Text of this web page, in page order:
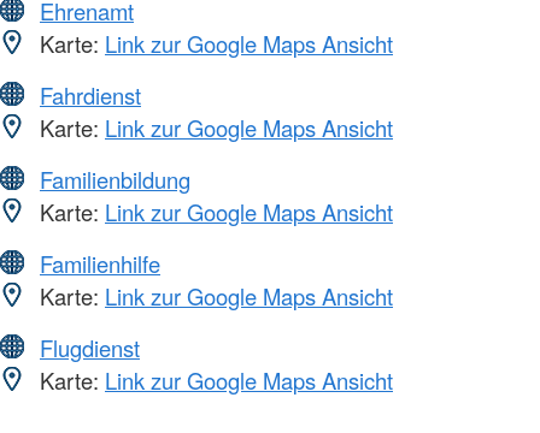
Ehrenamt
Karte: Link zur Google Maps Ansicht
Fahrdienst
Karte: Link zur Google Maps Ansicht
Familienbildung
Karte: Link zur Google Maps Ansicht
Familienhilfe
Karte: Link zur Google Maps Ansicht
Flugdienst
Karte: Link zur Google Maps Ansicht